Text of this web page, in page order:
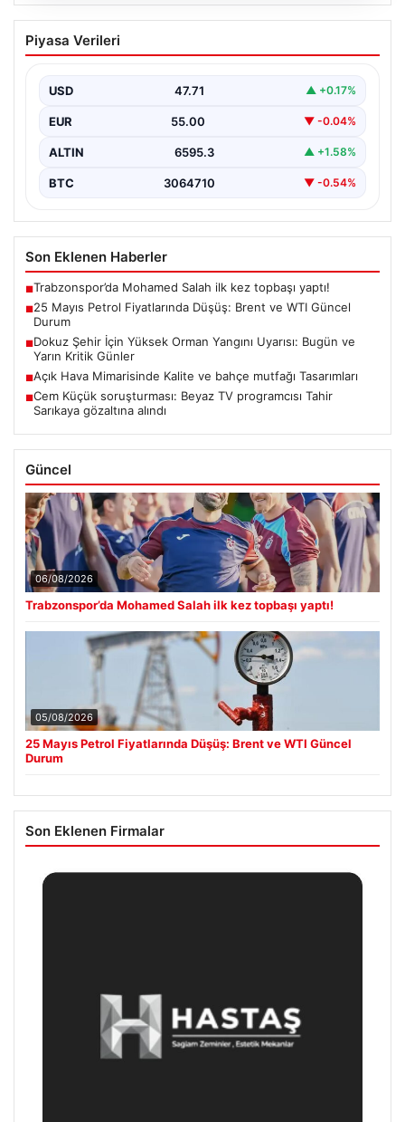
25 Mayıs Petrol Fiyatlarında Düşüş:
Brent ve WTI Güncel Durum
maddelerinden biri olan petrol fiyatlarındaki hareketlilik,
özellikle Orta…
Piyasa Verileri
USD 47.71 ▲ +0.17%
EUR 55.00 ▼ -0.04%
ALTIN 6595.3 ▲ +1.58%
BTC 3064710 ▼ -0.54%
Son Eklenen Haberler
■Trabzonspor’da Mohamed Salah ilk kez topbaşı yaptı!
■25 Mayıs Petrol Fiyatlarında Düşüş: Brent ve WTI Güncel
Durum
■Dokuz Şehir İçin Yüksek Orman Yangını Uyarısı: Bugün ve
Yarın Kritik Günler
■Açık Hava Mimarisinde Kalite ve bahçe mutfağı Tasarımları
■Cem Küçük soruşturması: Beyaz TV programcısı Tahir
Sarıkaya gözaltına alındı
Güncel
06/08/2026
Trabzonspor’da Mohamed Salah ilk kez topbaşı yaptı!
05/08/2026
25 Mayıs Petrol Fiyatlarında Düşüş: Brent ve WTI Güncel
Durum
Son Eklenen Firmalar